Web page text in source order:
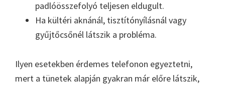
padlóösszefolyó teljesen eldugult.
Ha kültéri aknánál, tisztítónyílásnál vagy
gyűjtőcsőnél látszik a probléma.
Ilyen esetekben érdemes telefonon egyeztetni,
mert a tünetek alapján gyakran már előre látszik,